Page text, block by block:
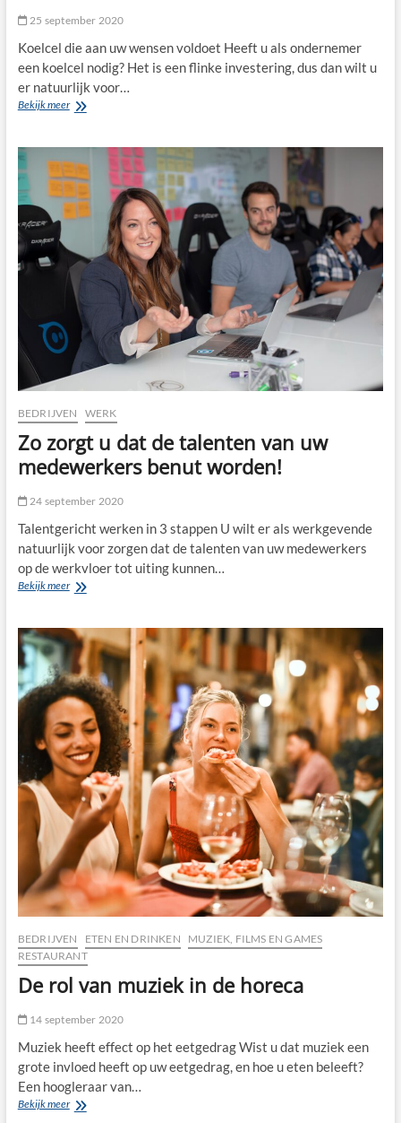
25 september 2020
Koelcel die aan uw wensen voldoet Heeft u als ondernemer
een koelcel nodig? Het is een flinke investering, dus dan wilt u
er natuurlijk voor…
Bekijk meerWaarom
koelcel
laat
bouwen
op
maat
BEDRIJVEN WERK
Zo zorgt u dat de talenten van uw
medewerkers benut worden!
24 september 2020
Talentgericht werken in 3 stappen U wilt er als werkgevende
natuurlijk voor zorgen dat de talenten van uw medewerkers
op de werkvloer tot uiting kunnen…
Bekijk meerZo
dat
de
talenten
van
uw
medewerkers
benut
worden!
BEDRIJVEN ETEN EN DRINKEN
MUZIEK, FILMS EN GAMES
RESTAURANT
De rol van muziek in de horeca
14 september 2020
Muziek heeft effect op het eetgedrag Wist u dat muziek een
grote invloed heeft op uw eetgedrag, en hoe u eten beleeft?
Een hoogleraar van…
Bekijk meerDe